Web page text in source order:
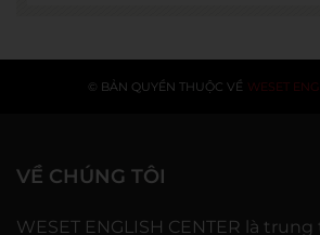
© BẢN QUYỀN THUỘC VỀ WESET
VỀ CHÚNG TÔI
WESET ENGLISH CENTER là